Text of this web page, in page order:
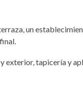
un
tapicería y